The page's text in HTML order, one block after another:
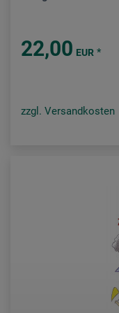
22,00 EUR *
zzgl. Versandkosten